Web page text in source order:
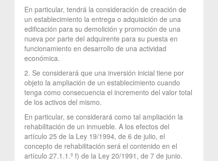
En particular, tendrá la consideración de creación de
un establecimiento la entrega o adquisición de una
edificación para su demolición y promoción de una
nueva por parte del adquirente para su puesta en
funcionamiento en desarrollo de una actividad
económica.
2. Se considerará que una inversión inicial tiene por
objeto la ampliación de un establecimiento cuando
tenga como consecuencia el incremento del valor total
de los activos del mismo.
En particular, se considerará como tal ampliación la
rehabilitación de un inmueble. A los efectos del
artículo 25 de la Ley 19/1994, de 6 de julio, el
concepto de rehabilitación será el contenido en el
artículo 27.1.1.º f) de la Ley 20/1991, de 7 de junio.